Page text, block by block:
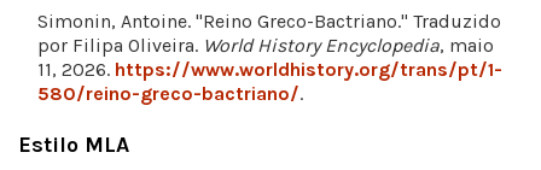
Simonin, Antoine. "Reino Greco-Bactriano." Traduzido
por Filipa Oliveira. World History Encyclopedia, maio
11, 2026. https://www.worldhistory.org/trans/pt/1-
580/reino-greco-bactriano/.
Estilo MLA